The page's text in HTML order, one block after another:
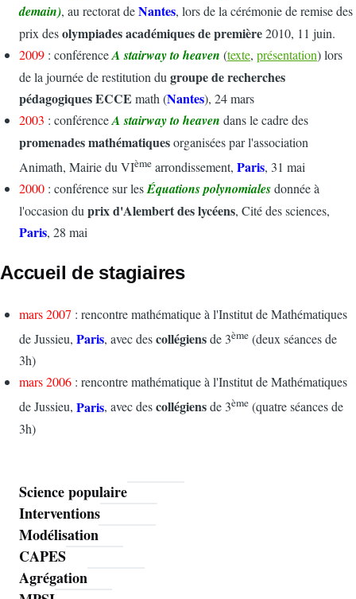
demain), au rectorat deNantes, lors de la cérémonie de remise des
prix desolympiades académiques de première2010, 11 juin.
2009 : conférenceA stairway to heaven (texte, présentation) lors
de la journée de restitution du groupe de recherches
pédagogiques ECCE math (Nantes), 24 mars
2003 : conférenceA stairway to heaven dans le cadre des
promenades mathématiquesorganisées par l'association
Animath, Mairie du VIème arrondissement, Paris, 31 mai
2000 : conférence sur lesÉquations polynomialesdonnée à
l'occasion duprix d'Alembert des lycéens, Cité des sciences,
Paris, 28 mai
Accueil de stagiaires
mars 2007 : rencontre mathématique à l'Institut de Mathématiques
de Jussieu, Paris, avec descollégiensde 3ème (deux séances de
3h)
mars 2006 : rencontre mathématique à l'Institut de Mathématiques
de Jussieu, Paris, avec descollégiensde 3ème (quatre séances de
3h)
Mathoms
Science populaire
Interventions
Modélisation
CAPES
Agrégation